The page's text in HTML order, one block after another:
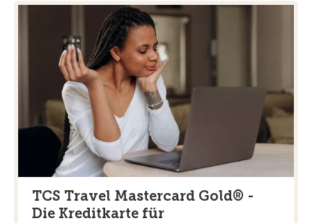
TCS Travel Mastercard Gold® -
Die Kreditkarte für